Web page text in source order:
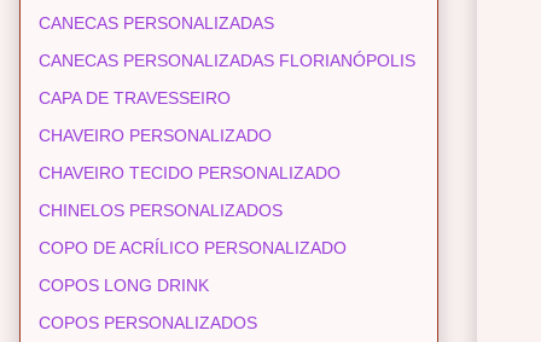
CANECAS PERSONALIZADAS
CANECAS PERSONALIZADAS FLORIANÓPOLIS
CAPA DE TRAVESSEIRO
CHAVEIRO PERSONALIZADO
CHAVEIRO TECIDO PERSONALIZADO
CHINELOS PERSONALIZADOS
COPO DE ACRÍLICO PERSONALIZADO
COPOS LONG DRINK
COPOS PERSONALIZADOS